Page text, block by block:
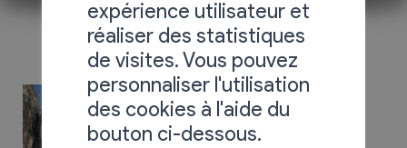
expérience utilisateur et
réaliser des statistiques
de visites. Vous pouvez
personnaliser l'utilisation
des cookies à l'aide du
bouton ci-dessous.